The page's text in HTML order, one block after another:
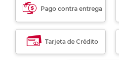
Pago contra entrega
Tarjeta de Crédito